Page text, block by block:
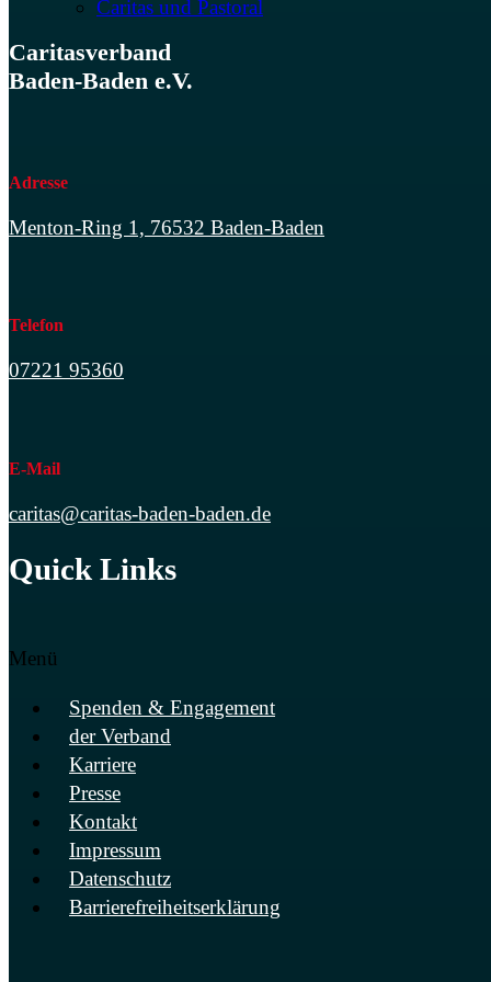
Caritas und Pastoral
Caritasverband
Baden-Baden e.V.
Adresse
Menton-Ring 1, 76532 Baden-Baden
Telefon
07221 95360
E-Mail
caritas@caritas-baden-baden.de
Quick Links
Menü
Spenden & Engagement
der Verband
Karriere
Presse
Kontakt
Impressum
Datenschutz
Barrierefreiheits­erklärung